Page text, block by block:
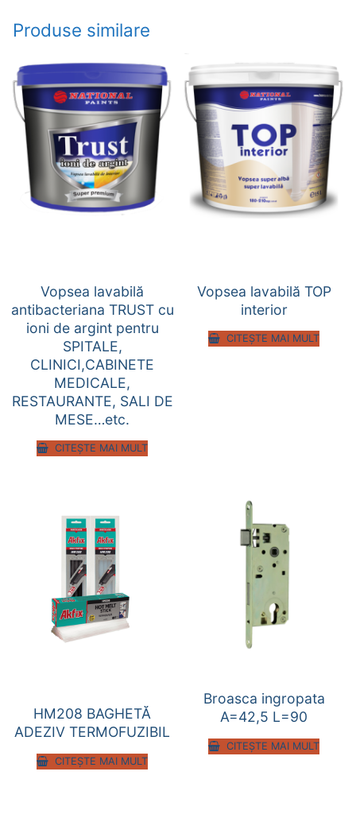
Produse similare
Vopsea lavabilă
antibacteriana TRUST cu
ioni de argint pentru
SPITALE,
CLINICI,CABINETE
MEDICALE,
RESTAURANTE, SALI DE
MESE…etc.
CITEȘTE MAI MULT
Vopsea lavabilă TOP
interior
CITEȘTE MAI MULT
HM208 BAGHETĂ
ADEZIV TERMOFUZIBIL
CITEȘTE MAI MULT
Broasca ingropata
A=42,5 L=90
CITEȘTE MAI MULT